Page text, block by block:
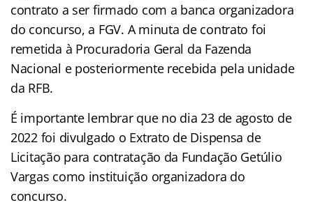
contrato a ser firmado com a banca organizadora
do concurso, a FGV. A minuta de contrato foi
remetida à Procuradoria Geral da Fazenda
Nacional e posteriormente recebida pela unidade
da RFB.
É importante lembrar que no dia 23 de agosto de
2022 foi divulgado o Extrato de Dispensa de
Licitação para contratação da Fundação Getúlio
Vargas como instituição organizadora do
concurso.